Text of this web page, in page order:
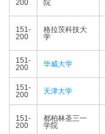
200
院
151-
200
格拉茨科技大
学
151-
200
华威大学
151-
200
天津大学
151-
200
都柏林圣三一
学院